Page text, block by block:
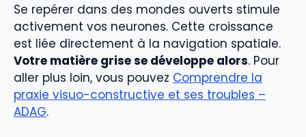
Se repérer dans des mondes ouverts stimule
activement vos neurones. Cette croissance
est liée directement à la navigation spatiale.
Votre matière grise se développe alors. Pour
aller plus loin, vous pouvez Comprendre la
praxie visuo-constructive et ses troubles –
ADAG.